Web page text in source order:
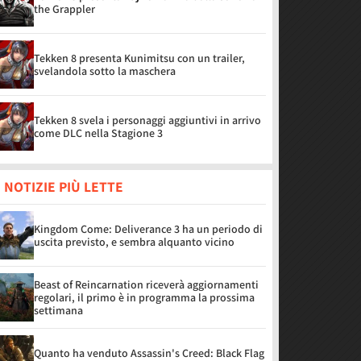
the Grappler
Tekken 8 presenta Kunimitsu con un trailer,
svelandola sotto la maschera
Tekken 8 svela i personaggi aggiuntivi in arrivo
come DLC nella Stagione 3
NOTIZIE PIÙ LETTE
Kingdom Come: Deliverance 3 ha un periodo di
uscita previsto, e sembra alquanto vicino
Beast of Reincarnation riceverà aggiornamenti
regolari, il primo è in programma la prossima
settimana
Quanto ha venduto Assassin's Creed: Black Flag